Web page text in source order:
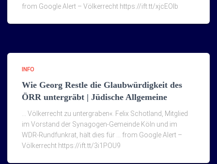
from Google Alert – Völkerrecht https://ift.tt/xjcEOIb
INFO
Wie Georg Restle die Glaubwürdigkeit des
ÖRR untergräbt | Jüdische Allgemeine
… Völkerrecht zu untergraben«. Felix Schotland, Mitglied
im Vorstand der Synagogen-Gemeinde Köln und im
WDR-Rundfunkrat, hält dies für … from Google Alert –
Völkerrecht https://ift.tt/3i1POU9